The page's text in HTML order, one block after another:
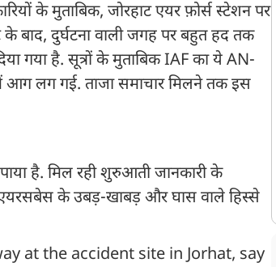
के मुताबिक, जोरहाट एयर फ़ोर्स स्टेशन पर
के बाद, दुर्घटना वाली जगह पर बहुत हद तक
गया है. सूत्रों के मुताबिक IAF का ये AN-
आग लग गई. ताजा समाचार मिलने तक इस
है. मिल रही शुरुआती जानकारी के
एयरसबेस के उबड़-खाबड़ और घास वाले हिस्से
at the accident site in Jorhat, say